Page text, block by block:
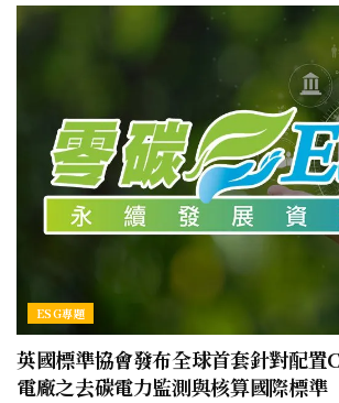
ESG專題
英國標準協會發布全球首套針對配置
電廠之去碳電力監測與核算國際標準